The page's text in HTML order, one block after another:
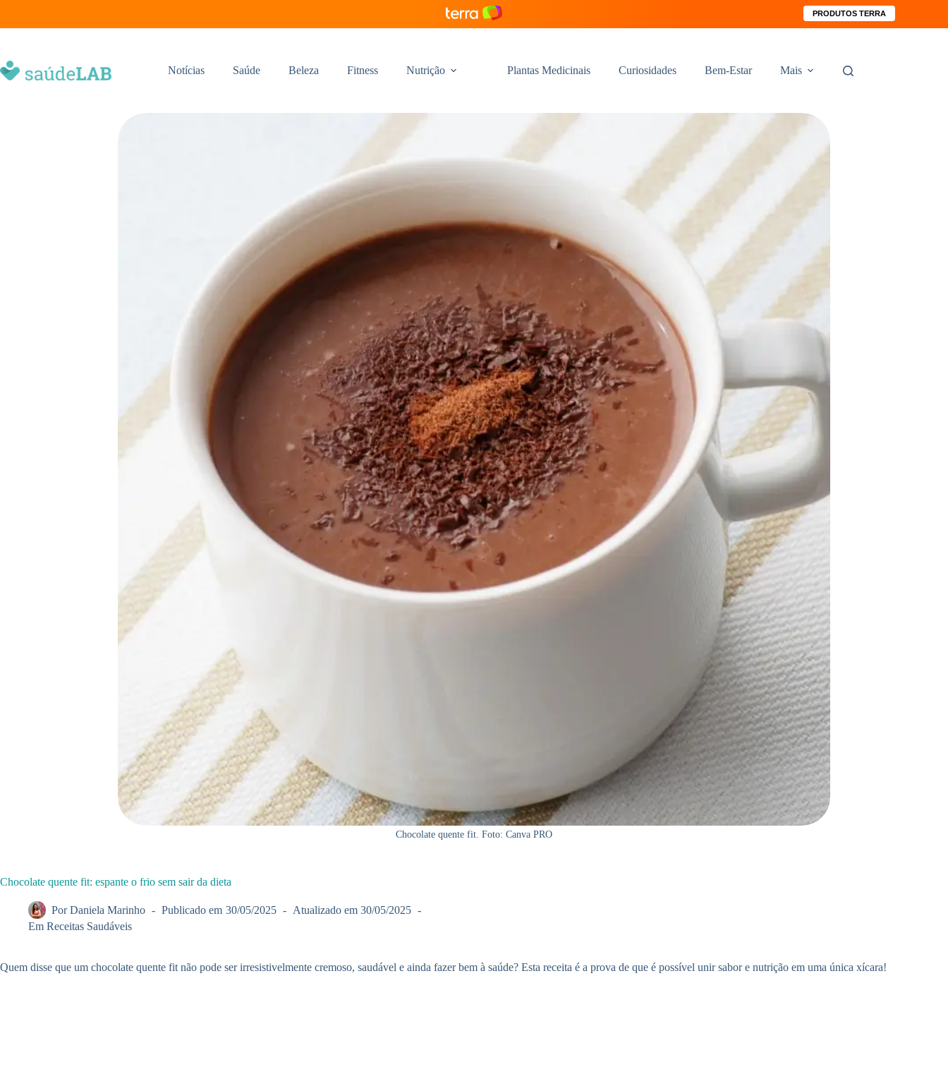
PRODUTOS TERRA
Notícias Saúde Beleza Fitness Nutrição Plantas Medicinais Curiosidades Bem-Estar Mais
Chocolate quente fit. Foto: Canva PRO
Chocolate quente fit: espante o frio sem sair da dieta
Por Daniela Marinho Publicado em 30/05/2025 Atualizado em 30/05/2025
Em Receitas Saudáveis
Quem disse que um chocolate quente fit não pode ser irresistivelmente cremoso, saudável e ainda fazer bem à saúde? Esta receita é a prova de que é possível unir sabor e nutrição em uma única xícara!